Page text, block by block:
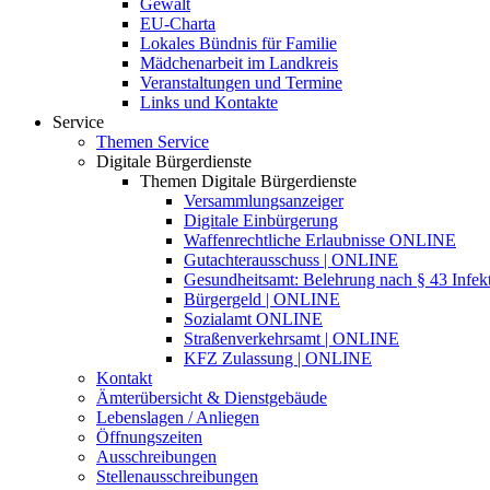
EU-Charta
Lokales Bündnis für Familie
Mädchenarbeit im Landkreis
Veranstaltungen und Termine
Links und Kontakte
Service
Themen Service
Digitale Bürgerdienste
Themen Digitale Bürgerdienste
Versammlungsanzeiger
Digitale Einbürgerung
Waffenrechtliche Erlaubnisse ONLINE
Gutachterausschuss | ONLINE
Gesundheitsamt: Belehrung nach § 43
Bürgergeld | ONLINE
Sozialamt ONLINE
Straßenverkehrsamt | ONLINE
KFZ Zulassung | ONLINE
Kontakt
Ämterübersicht & Dienstgebäude
Lebenslagen / Anliegen
Öffnungszeiten
Ausschreibungen
Stellenausschreibungen